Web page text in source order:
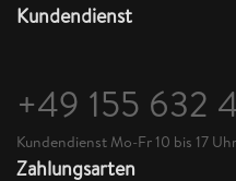
Kundendienst
+49 155 632
Kundendienst Mo-Fr 10 bis 17 Uhr
Zahlungsarten